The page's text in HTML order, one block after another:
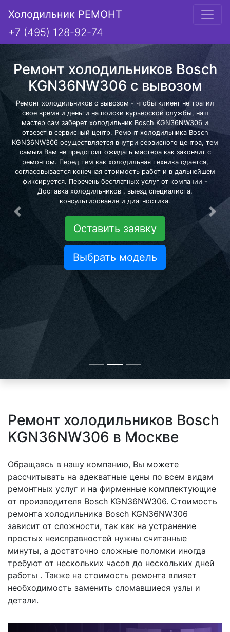
Холодильник РЕМОНТ
+7 (495) 128-92-74
Ремонт холодильников Bosch
KGN36NW306 с вывозом
Ремонт холодильников с вывозом - чтобы клиент не тратил
свое время и деньги на поиски курьерской службы, наш
мастер сам заберет холодильник Bosch KGN36NW306 и
отвезет в сервисный центр. Ремонт холодильника Bosch
KGN36NW306 осуществляется внутри сервисного центра, тем
самым Вам не предстоит ожидать мастера как закончит с
ремонтом. Перед тем как холодильная техника сдается,
согласовывается конечная стоимость работ и в дальнейшем
фиксируется. Перечень бесплатных услуг от компании -
Доставка холодильников , выезд специалиста,
консультирование и диагностика.
Оставить заявку
Выбрать модель
Предыдущая
Ремонт холодильников Bosch
KGN36NW306 в Москве
Обращаясь в нашу компанию, Вы можете
рассчитывать на адекватные цены по всем видам
ремонтных услуг и на фирменные комплектующие
от производителя Bosch KGN36NW306. Стоимость
ремонта холодильника Bosch KGN36NW306
зависит от сложности, так как на устранение
простых неисправностей нужны считанные
минуты, а достаточно сложные поломки иногда
требуют от нескольких часов до нескольких дней
работы . Также на стоимость ремонта влияет
необходимость заменить сломавшиеся узлы и
детали.